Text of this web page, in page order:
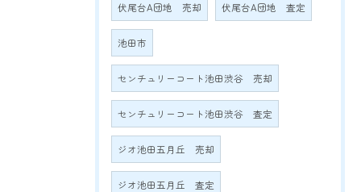
伏尾台A団地 売却 伏尾台A団地 査定
池田市
センチュリーコート池田渋谷 売却
センチュリーコート池田渋谷 査定
ジオ池田五月丘 売却
ジオ池田五月丘 査定